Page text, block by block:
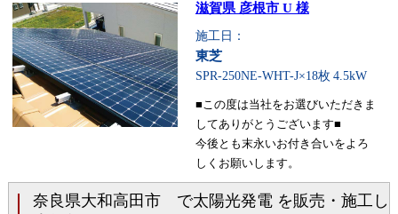
滋賀県 彦根市 U 様
施工日：
東芝
SPR-250NE-WHT-J×18枚 4.5kW
■この度は当社をお選びいただきま
してありがとうございます■
今後とも末永いお付き合いをよろ
しくお願いします。
奈良県大和高田市 で太陽光発電 を販売・施工し